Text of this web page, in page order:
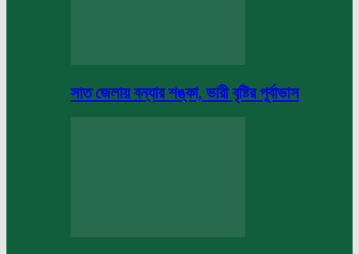
সাত জেলায় বন্যার শঙ্কা, ভারী বৃষ্টির পূর্বাভাস